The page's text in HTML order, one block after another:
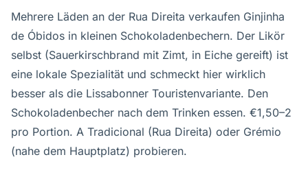
Mehrere Läden an der Rua Direita verkaufen Ginjinha
de Óbidos in kleinen Schokoladenbechern. Der Likör
selbst (Sauerkirschbrand mit Zimt, in Eiche gereift) ist
eine lokale Spezialität und schmeckt hier wirklich
besser als die Lissabonner Touristenvariante. Den
Schokoladenbecher nach dem Trinken essen. €1,50–2
pro Portion. A Tradicional (Rua Direita) oder Grémio
(nahe dem Hauptplatz) probieren.